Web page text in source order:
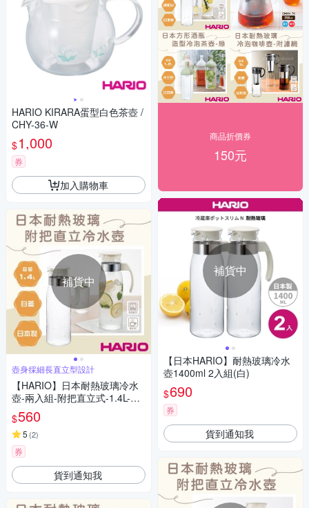
HARIO KIRARA蛋型白色茶壺 /
CHY-36-W
$1,000
券
加入購物車
補貨中
壺身採細長直立型設計
【HARIO】日本耐熱玻璃冷水
壺-兩入組-附把直立式-1.4L-日
本製
$560
5 (2)
券
貨到通知我
商品折價券
150元
補貨中
【日本HARIO】耐熱玻璃冷水
壺1400ml 2入組(白)
$690
券
貨到通知我